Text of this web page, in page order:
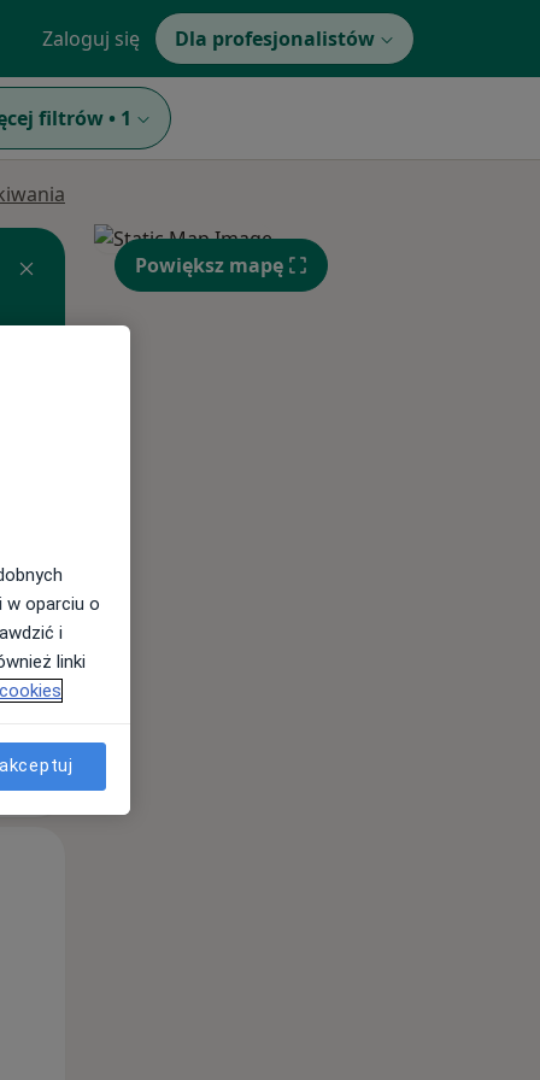
Zaloguj się Dla profesjonalistów
filtrów • 1
Powiększ mapę
w oparciu o
i
linki